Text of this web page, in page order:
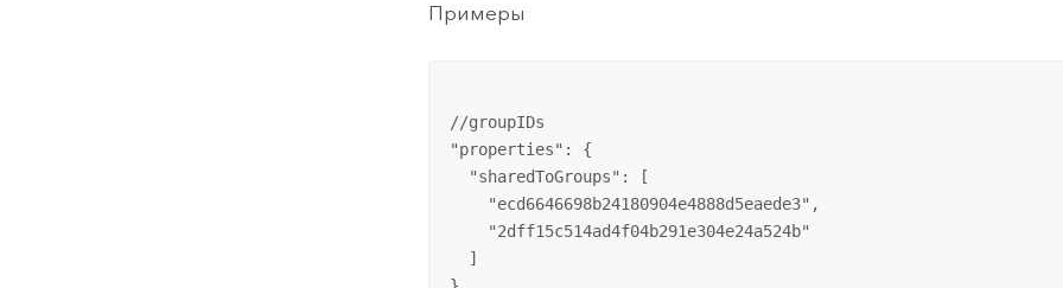
Примеры
//groupIDs
"properties": {
  "sharedToGroups": [
    "ecd6646698b24180904e4888d5eaede3",
    "2dff15c514ad4f04b291e304e24a524b"
  ]